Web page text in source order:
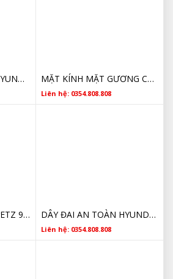
CÀNG CUA HỘP SỐ HYUNDAI GETZ CHÍNH HÃNG SỐ 1,2 3,4 MẶT KÍNH MẶT GƯƠNG CHIẾU HẬU HYUNDAI GETZ 2006 2007 2008 2009 2010 2011 876211C700 GIÁ RẺ
Liên hệ: 0354.808.808
ĐÈN PHA HYUNDAI GETZ 921021C505 CHÍNH HÃNG DÂY ĐAI AN TOÀN HYUNDAI GETZ 888101C401WK CHÍNH HÃNG GIÁ RẺ
Liên hệ: 0354.808.808